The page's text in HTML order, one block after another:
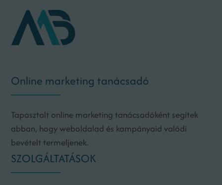
Online marketing tanácsadó
Tapasztalt online marketing tanácsadóként segítek
abban, hogy weboldalad és kampányaid valódi
bevételt termeljenek.
SZOLGÁLTATÁSOK